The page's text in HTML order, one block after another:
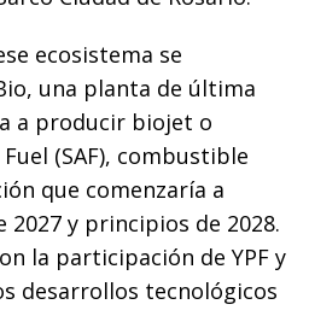
ecosistema se
una planta de última
a producir biojet o
(SAF), combustible
que comenzaría a
y principios de 2028.
la participación de YPF y
desarrollos tecnológicos